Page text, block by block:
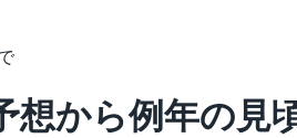
想から例年の見